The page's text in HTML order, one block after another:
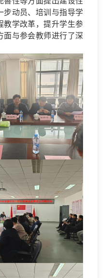
步动员、培训与指导学
教学改革，提升学生参
面与参会教师进行了深